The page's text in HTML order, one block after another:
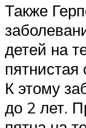
Также
детей на
К этому
до 2 лет.